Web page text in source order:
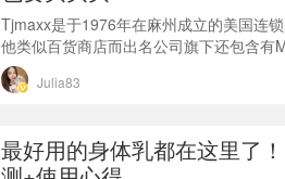
Tjmaxx是于1976年在麻州成立的美国连
他类似百货商店而出名公司旗下还包含有
售店集中出售服装，鞋子，玩具，浴室，
具等各式家居用品由于Tjmaxx本身的价格
Julia83
最好用的身体乳都在这里了